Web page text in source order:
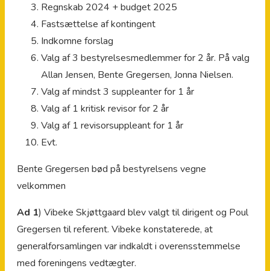
Regnskab 2024 + budget 2025
Fastsættelse af kontingent
Indkomne forslag
Valg af 3 bestyrelsesmedlemmer for 2 år. På valg
Allan Jensen, Bente Gregersen, Jonna Nielsen.
Valg af mindst 3 suppleanter for 1 år
Valg af 1 kritisk revisor for 2 år
Valg af 1 revisorsuppleant for 1 år
Evt.
Bente Gregersen bød på bestyrelsens vegne
velkommen
Ad 1) Vibeke Skjøttgaard blev valgt til dirigent og Poul
Gregersen til referent. Vibeke konstaterede, at
generalforsamlingen var indkaldt i overensstemmelse
med foreningens vedtægter.